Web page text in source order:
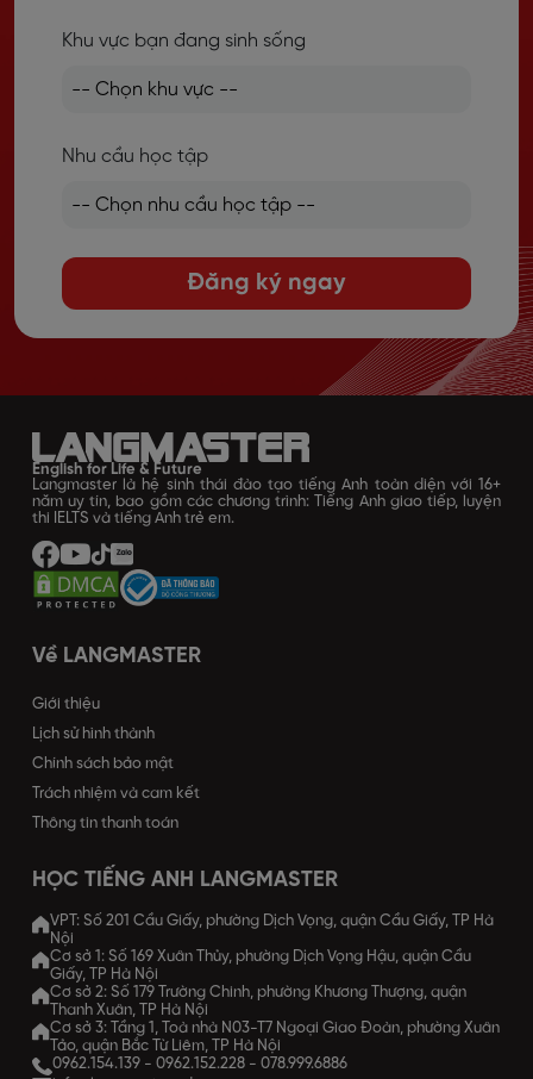
Khu vực bạn đang sinh sống
Nhu cầu học tập
Đăng ký ngay
English for Life & Future
Langmaster là hệ sinh thái đào tạo tiếng Anh toàn diện với 16+
năm uy tín, bao gồm các chương trình: Tiếng Anh giao tiếp, luyện
thi IELTS và tiếng Anh trẻ em.
Về LANGMASTER
Giới thiệu
Lịch sử hình thành
Chính sách bảo mật
Trách nhiệm và cam kết
Thông tin thanh toán
HỌC TIẾNG ANH LANGMASTER
VPT: Số 201 Cầu Giấy, phường Dịch Vọng, quận Cầu Giấy, TP Hà
Nội
Cơ sở 1: Số 169 Xuân Thủy, phường Dịch Vọng Hậu, quận Cầu
Giấy, TP Hà Nội
Cơ sở 2: Số 179 Trường Chinh, phường Khương Thượng, quận
Thanh Xuân, TP Hà Nội
Cơ sở 3: Tầng 1, Toà nhà N03-T7 Ngoại Giao Đoàn, phường Xuân
Tảo, quận Bắc Từ Liêm, TP Hà Nội
0962.154.139 - 0962.152.228 - 078.999.6886